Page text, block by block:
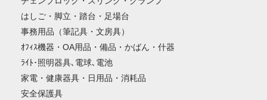
はしご・脚立・踏台・足場台
事務用品（筆記具・文房具）
ｵﾌｨｽ機器・OA用品・備品・かばん・什器
ﾗｲﾄ･照明器具､電球､電池
家電・健康器具・日用品・消耗品
安全保護具